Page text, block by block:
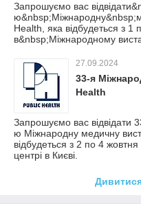
Запрошуємо вас
Health, яка відбудеться з 1
в&nbsp;Міжнародному
27.09.2024
33-я
Health
Запрошуємо вас відвідати
ю Міжнародну медичну
відбудеться з 2 по 4
центрі в Києві.